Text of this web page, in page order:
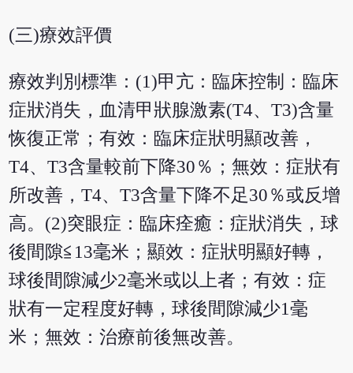
(三)療效評價
療效判別標準：(1)甲亢：臨床控制：臨床
症狀消失，血清甲狀腺激素(T4、T3)含量
恢復正常；有效：臨床症狀明顯改善，
T4、T3含量較前下降30％；無效：症狀有
所改善，T4、T3含量下降不足30％或反增
高。(2)突眼症：臨床痊癒：症狀消失，球
後間隙≦13毫米；顯效：症狀明顯好轉，
球後間隙減少2毫米或以上者；有效：症
狀有一定程度好轉，球後間隙減少1毫
米；無效：治療前後無改善。